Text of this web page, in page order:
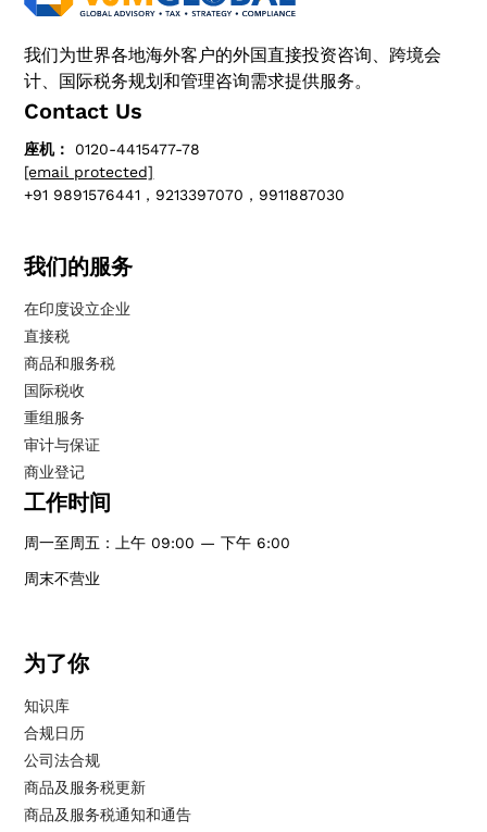
我们为世界各地海外客户的外国直接投资咨询、跨境会
计、国际税务规划和管理咨询需求提供服务。
Contact Us
座机：
0120-4415477-78
[email protected]
+91 9891576441，9213397070，9911887030
我们的服务
在印度设立企业
直接税
商品和服务税
国际税收
重组服务
审计与保证
商业登记
工作时间
周一至周五：上午 09:00 — 下午 6:00
周末不营业
为了你
知识库
合规日历
公司法合规
商品及服务税更新
商品及服务税通知和通告